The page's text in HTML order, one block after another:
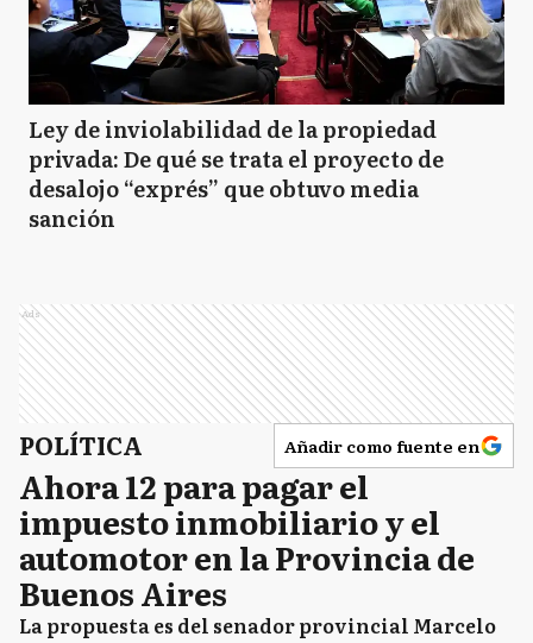
Ley de inviolabilidad de la propiedad
privada: De qué se trata el proyecto de
desalojo “exprés” que obtuvo media
sanción
Ads
POLÍTICA Añadir como fuente en
Ahora 12 para pagar el
impuesto inmobiliario y el
automotor en la Provincia de
Buenos Aires
La propuesta es del senador provincial Marcelo